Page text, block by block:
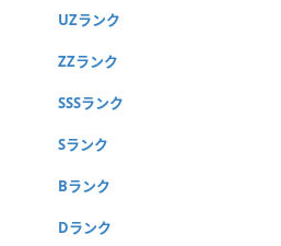
UZランク
ZZランク
SSSランク
Sランク
Bランク
Dランク